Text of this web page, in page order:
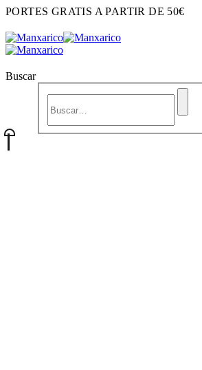
PORTES GRATIS A PARTIR DE 50€
Buscar